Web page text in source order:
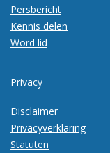
Persbericht
Kennis delen
Word lid
Privacy
Disclaimer
Privacyverklaring
Statuten